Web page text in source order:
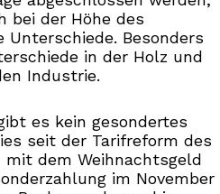
bei der Höhe des
Unterschiede. Besonders
in der Holz und
Industrie.
es kein gesondertes
seit der Tarifreform des
mit dem Weihnachtsgeld
im November